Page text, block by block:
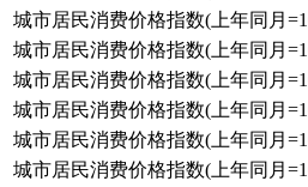
城市居民消费价格指数(上年同月
城市居民消费价格指数(上年同月
城市居民消费价格指数(上年同月
城市居民消费价格指数(上年同月
城市居民消费价格指数(上年同月
城市居民消费价格指数(上年同月